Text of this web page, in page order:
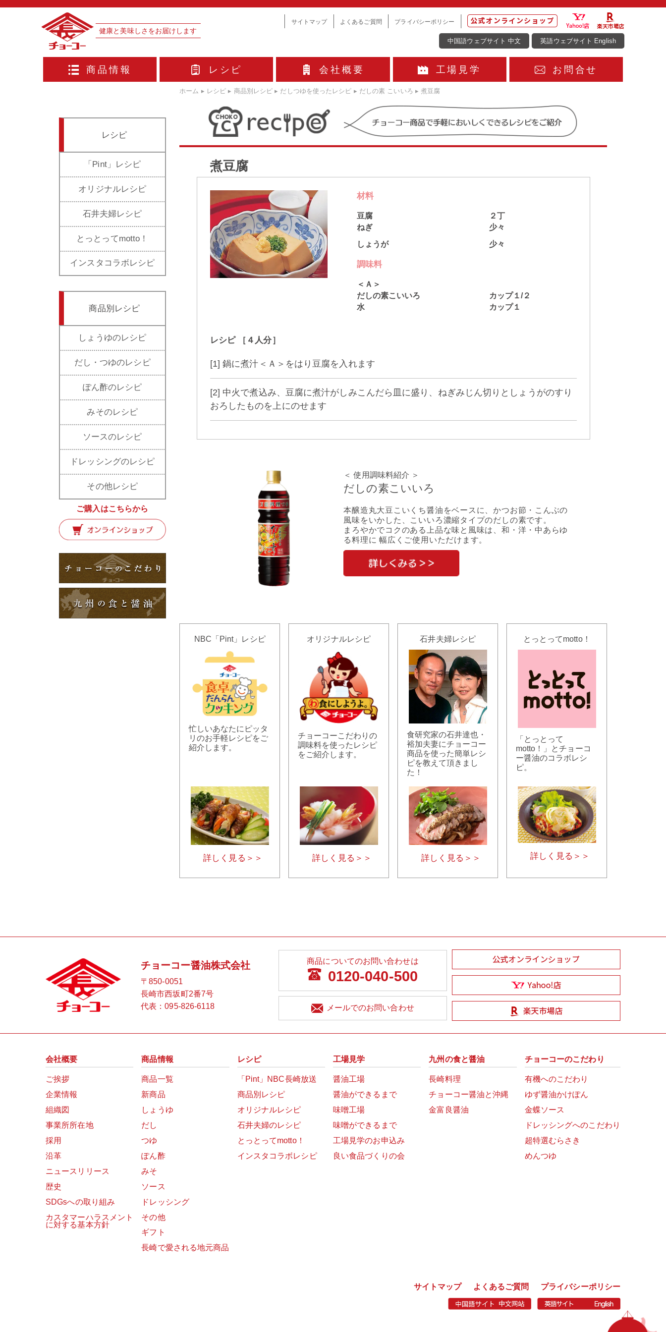
健康と美味しさをお届けします
サイトマップ よくあるご質問 プライバシーポリシー
中国語ウェブサイト 中文 英語ウェブサイト English
商品情報 レシピ 会社概要 工場見学 お問合せ
レシピ
「Pint」レシピ
オリジナルレシピ
石井夫婦レシピ
とっとってmotto！
インスタコラボレシピ
商品別レシピ
しょうゆのレシピ
だし・つゆのレシピ
ぽん酢のレシピ
みそのレシピ
ソースのレシピ
ドレッシングのレシピ
その他レシピ
ご購入はこちらから
ホーム ▸ レシピ ▸ 商品別レシピ ▸ だしつゆを使ったレシピ ▸ だしの素 こいいろ ▸煮豆腐
煮豆腐
材料
豆腐
２丁
ねぎ
少々
しょうが
少々
調味料
＜Ａ＞
だしの素こいいろ
カップ１/２
水
カップ１
レシピ ［４人分］
[1] 鍋に煮汁＜Ａ＞をはり豆腐を入れます
[2] 中火で煮込み、豆腐に煮汁がしみこんだら皿に盛り、ねぎみじん切りとしょうがのすり
おろしたものを上にのせます
＜ 使用調味料紹介 ＞
だしの素こいいろ
本醸造丸大豆こいくち醤油をベースに、かつお節・こんぶの
風味をいかした、こいいろ濃縮タイプのだしの素です。
まろやかでコクのある上品な味と風味は、和・洋・中あらゆ
る料理に 幅広くご使用いただけます。
NBC「Pint」レシピ
忙しいあなたにピッタ
リのお手軽レシピをご
紹介します。
詳しく見る＞＞
オリジナルレシピ
チョーコーこだわりの
調味料を使ったレシピ
をご紹介します。
詳しく見る＞＞
石井夫婦レシピ
食研究家の石井達也・
裕加夫妻にチョーコー
商品を使った簡単レシ
ピを教えて頂きまし
た！
詳しく見る＞＞
とっとってmotto！
「とっとって
motto！」とチョーコ
ー醤油のコラボレシ
ピ。
詳しく見る＞＞
チョーコー醤油株式会社
〒850-0051
長崎市西坂町2番7号
代表：095-826-6118
商品についてのお問い合わせは
0120-040-500
メールでのお問い合わせ
会社概要
ご挨拶
企業情報
組織図
事業所所在地
採用
沿革
ニュースリリース
歴史
SDGsへの取り組み
カスタマーハラスメント
に対する基本方針
商品情報
商品一覧
新商品
しょうゆ
だし
つゆ
ぽん酢
みそ
ソース
ドレッシング
その他
ギフト
長崎で愛される地元商品
レシピ
「Pint」NBC長崎放送
商品別レシピ
オリジナルレシピ
石井夫婦のレシピ
とっとってmotto！
インスタコラボレシピ
工場見学
醤油工場
醤油ができるまで
味噌工場
味噌ができるまで
工場見学のお申込み
良い食品づくりの会
九州の食と醤油
長崎料理
チョーコー醤油と沖縄
金富良醤油
チョーコーのこだわり
有機へのこだわり
ゆず醤油かけぽん
金蝶ソース
ドレッシングへのこだわり
超特選むらさき
めんつゆ
サイトマップ よくあるご質問 プライバシーポリシー